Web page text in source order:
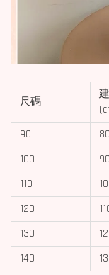
尺碼
90
100
110
120
130
140